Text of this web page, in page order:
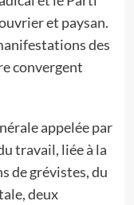
et paysan.
des
convergent
appelée par
travail, liée à la
de grévistes, du
deux